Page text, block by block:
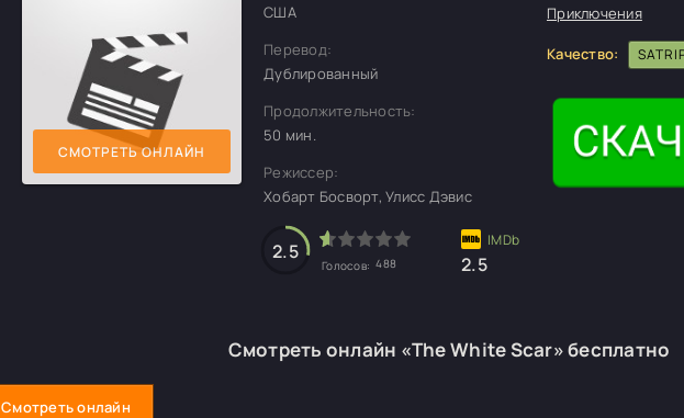
СМОТРЕТЬ ОНЛАЙН
США
Перевод:
Дублированный
Продолжительность:
50 мин.
Режиссер:
Хобарт Босворт, Улисс Дэвис
2.5
Голосов: 488 2.5
Приключения
Качество:
Смотреть онлайн «The White Scar» бесплатно
Смотреть онлайн